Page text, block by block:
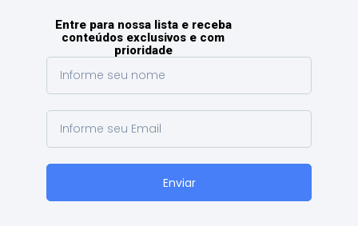
Enviar
Entre para nossa lista e receba
conteúdos exclusivos e com
prioridade